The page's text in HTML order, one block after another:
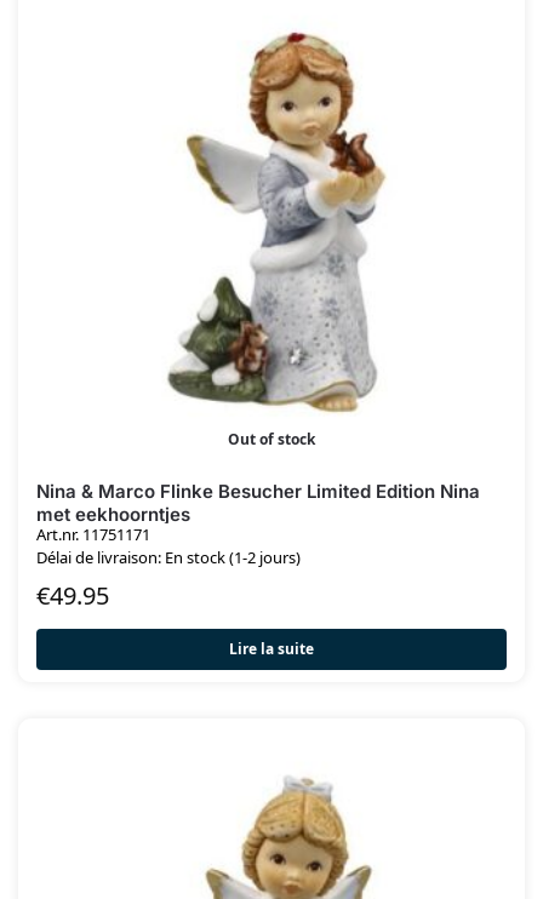
Out of stock
Nina & Marco Flinke Besucher Limited Edition Nina
met eekhoorntjes
Art.nr. 11751171
Délai de livraison: En stock (1-2 jours)
€49.95
Lire la suite